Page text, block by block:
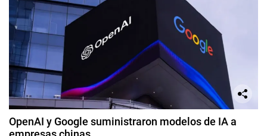
OpenAI y Google suministraron modelos de IA a